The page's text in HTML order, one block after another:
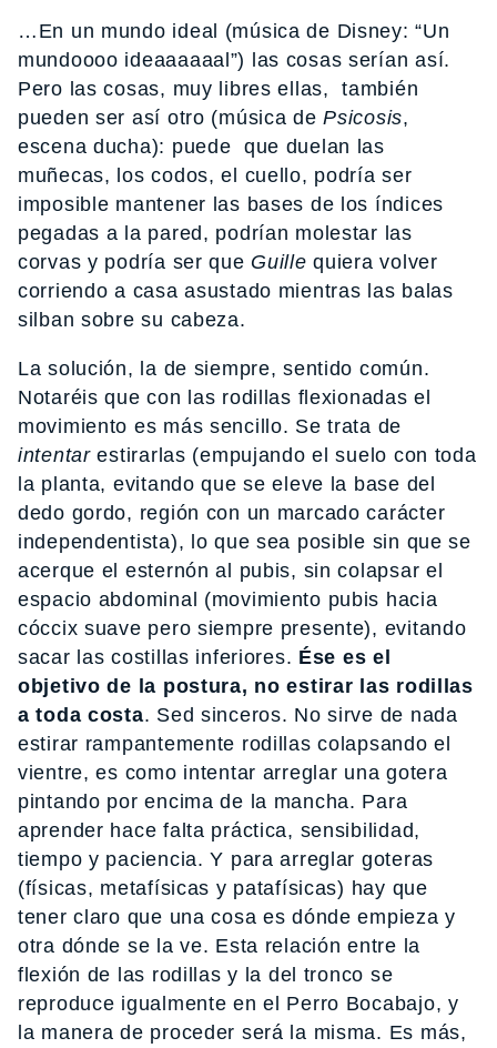
…En un mundo ideal (música de Disney: “Un
mundoooo ideaaaaaal”) las cosas serían así.
Pero las cosas, muy libres ellas, también
pueden ser así otro (música dePsicosis,
escena ducha): puede que duelan las
muñecas, los codos, el cuello, podría ser
imposible mantener las bases de los índices
pegadas a la pared, podrían molestar las
corvas y podría ser que Guille quiera volver
corriendo a casa asustado mientras las balas
silban sobre su cabeza.
La solución, la de siempre, sentido común.
Notaréis que con las rodillas flexionadas el
movimiento es más sencillo. Se trata de
intentarestirarlas (empujando el suelo con toda
la planta, evitando que se eleve la base del
dedo gordo, región con un marcado carácter
independentista), lo que sea posible sin que se
acerque el esternón al pubis, sin colapsar el
espacio abdominal (movimiento pubis hacia
cóccix suave pero siempre presente), evitando
sacar las costillas inferiores. Ése es el
objetivo de la postura, no estirar las rodillas
a toda costa. Sed sinceros. No sirve de nada
estirar rampantemente rodillas colapsando el
vientre, es como intentar arreglar una gotera
pintando por encima de la mancha. Para
aprender hace falta práctica, sensibilidad,
tiempo y paciencia. Y para arreglar goteras
(físicas, metafísicas y patafísicas) hay que
tener claro que una cosa es dónde empieza y
otra dónde se la ve. Esta relación entre la
flexión de las rodillas y la del tronco se
reproduce igualmente en el Perro Bocabajo, y
la manera de proceder será la misma. Es más,